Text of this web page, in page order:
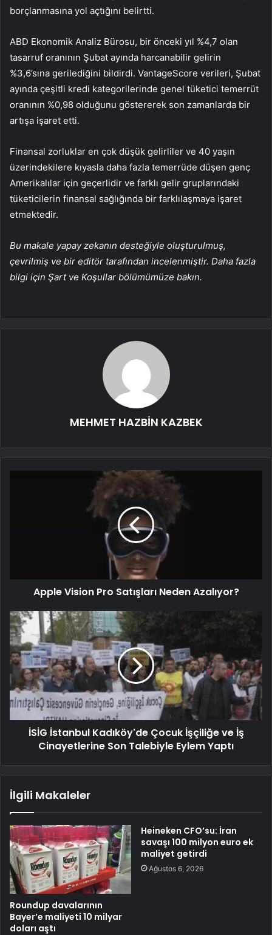
borçlanmasına yol açtığını belirtti.
ABD Ekonomik Analiz Bürosu, bir önceki yıl %4,7 olan
tasarruf oranının Şubat ayında harcanabilir gelirin
%3,6’sına gerilediğini bildirdi. VantageScore verileri, Şubat
ayında çeşitli kredi kategorilerinde genel tüketici temerrüt
oranının %0,98 olduğunu göstererek son zamanlarda bir
artışa işaret etti.
Finansal zorluklar en çok düşük gelirliler ve 40 yaşın
üzerindekilere kıyasla daha fazla temerrüde düşen genç
Amerikalılar için geçerlidir ve farklı gelir gruplarındaki
tüketicilerin finansal sağlığında bir farklılaşmaya işaret
etmektedir.
Bu makale yapay zekanın desteğiyle oluşturulmuş,
çevrilmiş ve bir editör tarafından incelenmiştir. Daha fazla
bilgi için Şart ve Koşullar bölümümüze bakın.
MEHMET HAZBİN KAZBEK
Apple Vision Pro Satışları Neden Azalıyor?
İSİG İstanbul Kadıköy'de Çocuk İşçiliğe ve İş
Cinayetlerine Son Talebiyle Eylem Yaptı
İlgili Makaleler
Roundup davalarının
Bayer’e maliyeti 10 milyar
doları aştı
Heineken CFO’su: İran
savaşı 100 milyon euro ek
maliyet getirdi
Ağustos 6, 2026